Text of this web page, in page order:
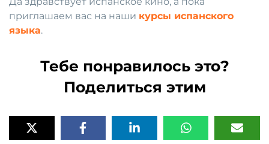
приглашаем вас на наши курсы испанского
языка.
Тебе понравилось это?
Поделиться этим